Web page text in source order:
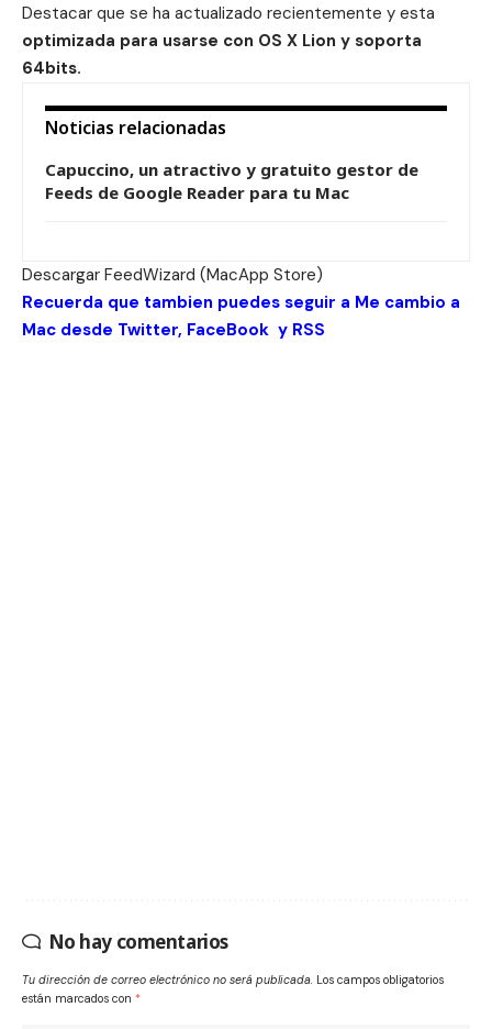
Destacar que se ha actualizado recientemente y esta
optimizada para usarse con OS X Lion y soporta
64bits.
Noticias relacionadas
Capuccino, un atractivo y gratuito gestor de
Feeds de Google Reader para tu Mac
Descargar FeedWizard (MacApp Store)
Recuerda que tambien puedes seguir a Me cambio a
Mac desde Twitter, FaceBook y RSS
No hay comentarios
Tu dirección de correo electrónico no será publicada. Los campos obligatorios
están marcados con *